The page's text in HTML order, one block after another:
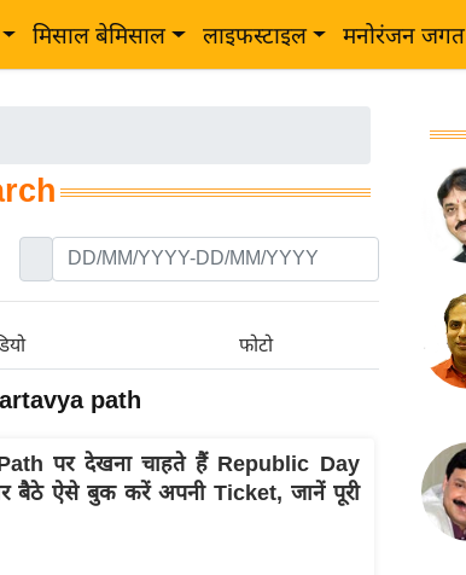
मिसाल बेमिसाल लाइफस्टाइल मनोरंजन जगत
फोटो
path
पर देखना चाहते हैं Republic Day
बैठे ऐसे बुक करें अपनी Ticket, जानें पूरी